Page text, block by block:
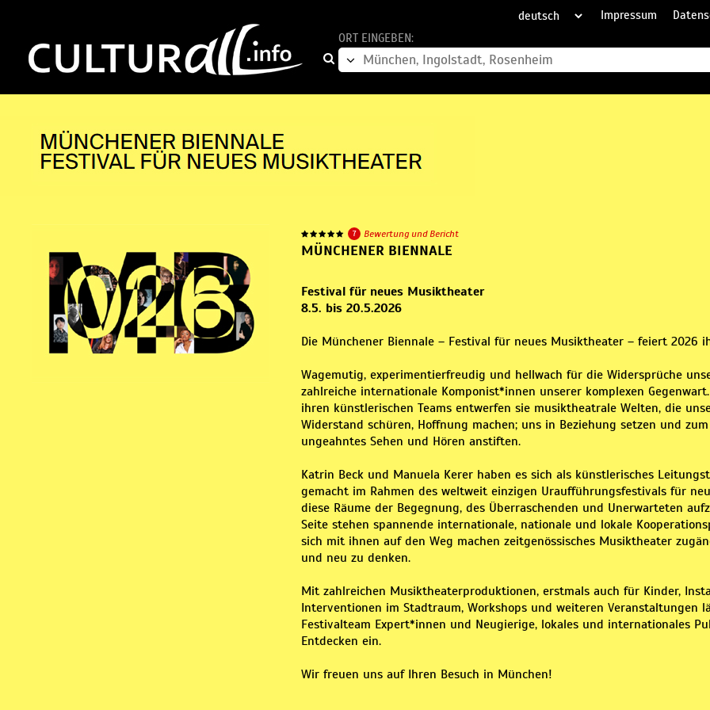
Impressum
ORT EINGEBEN:
7 Bewertung und Bericht
MÜNCHENER BIENNALE
Festival für neues Musiktheater
8.5. bis 20.5.2026
Die Münchener Biennale – Festival für neues Musiktheater – feiert 2026
Wagemutig, experimentierfreudig und hellwach für die Widersprüche
zahlreiche internationale Komponist*innen unserer komplexen
ihren künstlerischen Teams entwerfen sie musiktheatrale Welten, die
Widerstand schüren, Hoffnung machen; uns in Beziehung setzen und
ungeahntes Sehen und Hören anstiften.
Katrin Beck und Manuela Kerer haben es sich als künstlerisches
gemacht im Rahmen des weltweit einzigen Uraufführungsfestivals für
diese Räume der Begegnung, des Überraschenden und Unerwarteten
Seite stehen spannende internationale, nationale und lokale
sich mit ihnen auf den Weg machen zeitgenössisches Musiktheater
und neu zu denken.
Mit zahlreichen Musiktheaterproduktionen, erstmals auch für Kinder,
Interventionen im Stadtraum, Workshops und weiteren Veranstaltungen
Festivalteam Expert*innen und Neugierige, lokales und internationales
Entdecken ein.
Wir freuen uns auf Ihren Besuch in München!